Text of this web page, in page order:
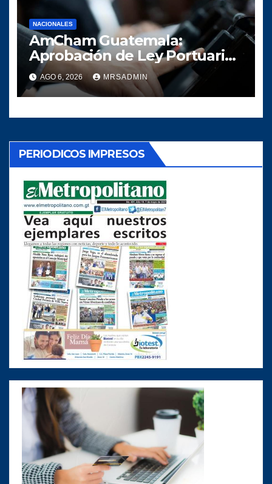
NACIONALES
AmCham Guatemala:
Aprobación de Ley Portuaria
es un paso clave para la
competividad del país
AGO 6, 2026 MRSADMIN
PERIODICOS IMPRESOS